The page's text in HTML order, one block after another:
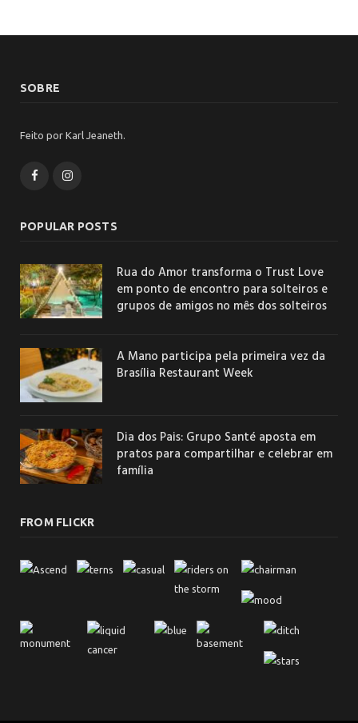
SOBRE
Feito por Karl Jeaneth.
FacebookInstagram
POPULAR POSTS
Rua do Amor transforma o Trust Love
em ponto de encontro para solteiros e
grupos de amigos no mês dos solteiros
A Mano participa pela primeira vez da
Brasília Restaurant Week
Dia dos Pais: Grupo Santé aposta em
pratos para compartilhar e celebrar em
família
FROM FLICKR